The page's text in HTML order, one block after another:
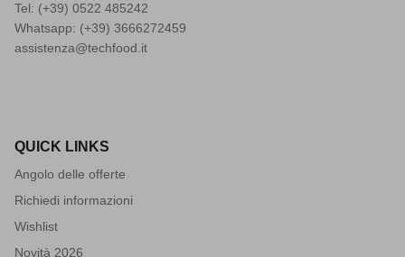
Tel: (+39) 0522 485242
Whatsapp: (+39) 3666272459
assistenza@techfood.it
QUICK LINKS
Angolo delle offerte
Richiedi informazioni
Wishlist
Novità 2026